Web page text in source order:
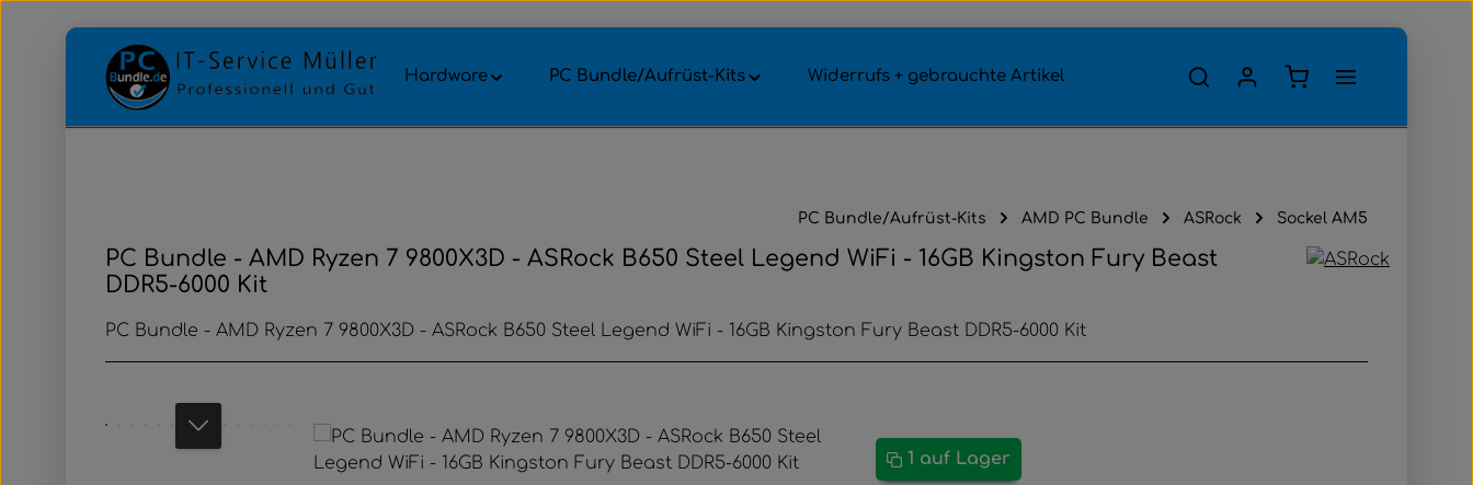
Zum Hauptinhalt springen
Zur Hauptnavigation springen
Hardware PC Bundle/Aufrüst-Kits Widerrufs + gebrauchte Artikel Warenkorb enthält
PC Bundle/Aufrüst-Kits AMD PC Bundle ASRock Sockel AM5
PC Bundle - AMD Ryzen 7 9800X3D - ASRock B650 Steel Legend WiFi - 16GB Kingston Fury Beast
DDR5-6000 Kit
PC Bundle - AMD Ryzen 7 9800X3D - ASRock B650 Steel Legend WiFi - 16GB Kingston Fury Beast DDR5-6000 Kit
Bildergalerie überspringen
1 auf Lager